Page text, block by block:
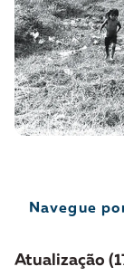
Apoie a
A [BD]
direitos
esse
VEJA
Navegue
Atualização